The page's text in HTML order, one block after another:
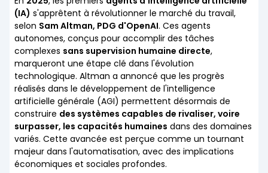
(IA) s'apprêtent à révolutionner le marché du travail,
selon Sam Altman, PDG d'OpenAI. Ces agents
autonomes, conçus pour accomplir des tâches
complexes sans supervision humaine directe,
marqueront une étape clé dans l'évolution
technologique. Altman a annoncé que les progrès
réalisés dans le développement de l'intelligence
artificielle générale (AGI) permettent désormais de
construire des systèmes capables de rivaliser, voire
surpasser, les capacités humaines dans des domaines
variés. Cette avancée est perçue comme un tournant
majeur dans l'automatisation, avec des implications
économiques et sociales profondes.